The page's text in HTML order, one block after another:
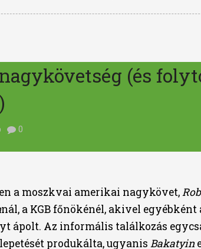
(és
0
a moszkvai amerikai nagykövet,
nál, a KGB főnökénél, akivel
ápolt. Az informális találkozás
produkálta, ugyanis Bakatyin